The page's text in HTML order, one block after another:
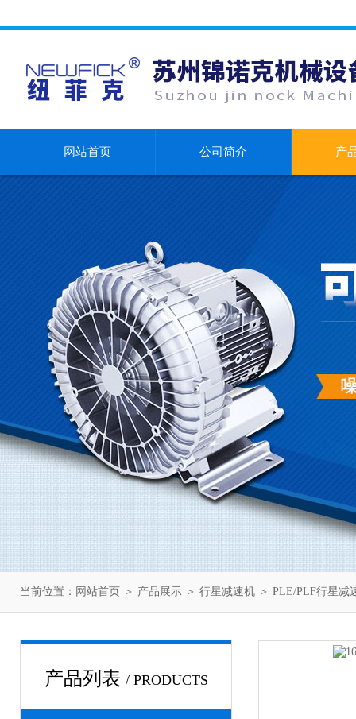
网站首页 公司简介 产
当前位置： 网站首页 ＞ 产品展示 ＞ 行星减速机 ＞ PLE/PLF行星减
产品列表 / PRODUCTS